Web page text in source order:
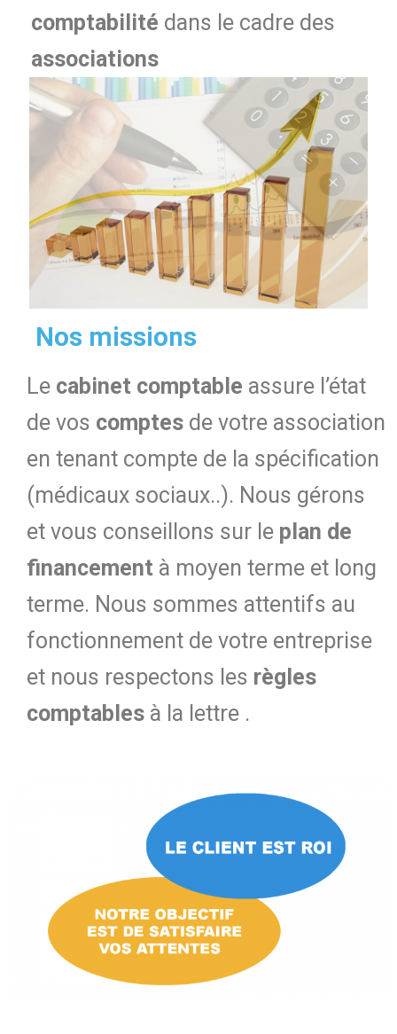
comptabilité dans le cadre des
associations
Nos missions
Le cabinet comptable assure l’état
de vos comptes de votre association
en tenant compte de la spécification
(médicaux sociaux..). Nous gérons
et vous conseillons sur le plan de
financement à moyen terme et long
terme. Nous sommes attentifs au
fonctionnement de votre entreprise
et nous respectons les règles
comptables à la lettre .